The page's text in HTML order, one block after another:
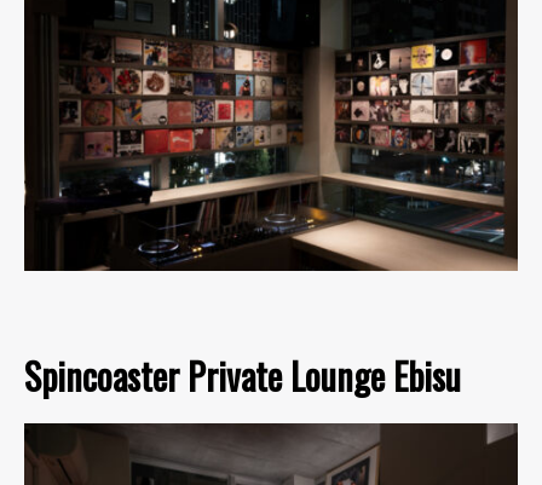
Spincoaster Private Lounge Ebisu